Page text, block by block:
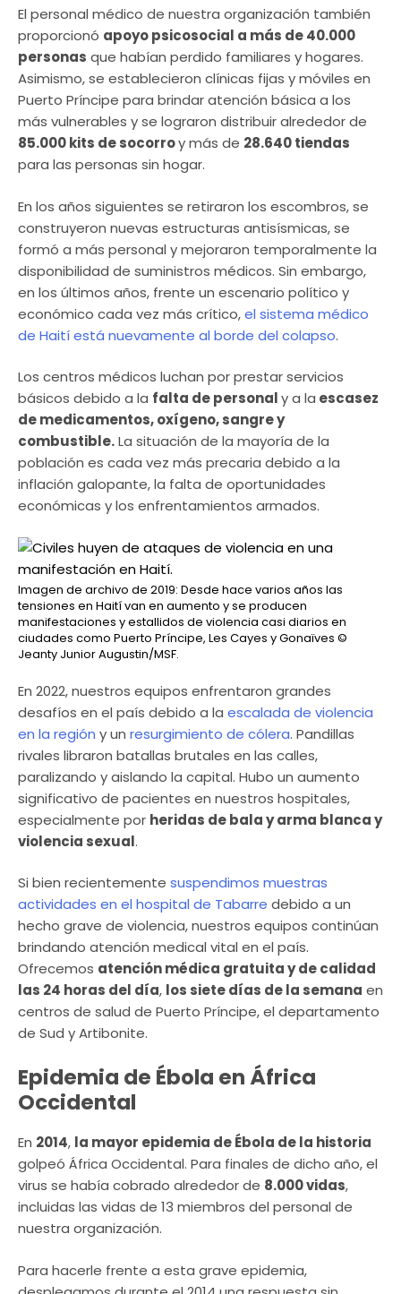
El personal médico de nuestra organización también
proporcionó apoyo psicosocial a más de 40.000
personas que habían perdido familiares y hogares.
Asimismo, se establecieron clínicas fijas y móviles en
Puerto Príncipe para brindar atención básica a los
más vulnerables y se lograron distribuir alrededor de
85.000 kits de socorroy más de 28.640 tiendas
para las personas sin hogar.
En los años siguientes se retiraron los escombros, se
construyeron nuevas estructuras antisísmicas, se
formó a más personal y mejoraron temporalmente la
disponibilidad de suministros médicos. Sin embargo,
en los últimos años, frente un escenario político y
económico cada vez más crítico,el sistema médico
de Haití está nuevamente al borde del colapso.
Los centros médicos luchan por prestar servicios
básicos debido a la falta de personaly a la escasez
de medicamentos, oxígeno, sangre y
combustible.La situación de la mayoría de la
población es cada vez más precaria debido a la
inflación galopante, la falta de oportunidades
económicas y los enfrentamientos armados.
Imagen de archivo de 2019: Desde hace varios años las
tensiones en Haití van en aumento y se producen
manifestaciones y estallidos de violencia casi diarios en
ciudades como Puerto Príncipe, Les Cayes y Gonaïves ©
Jeanty Junior Augustin/MSF.
En 2022, nuestros equipos enfrentaron grandes
desafíos en el país debido a la escalada de violencia
en la región y un resurgimiento de cólera. Pandillas
rivales libraron batallas brutales en las calles,
paralizando y aislando la capital. Hubo un aumento
significativo de pacientes en nuestros hospitales,
especialmente por heridas de bala y arma blanca y
violencia sexual.
Si bien recientemente suspendimos muestras
actividades en el hospital de Tabarre debido a un
hecho grave de violencia, nuestros equipos continúan
brindando atención medical vital en el país.
Ofrecemos atención médica gratuita y de calidad
las 24 horas del día, los siete días de la semana en
centros de salud de Puerto Príncipe, el departamento
de Sud y Artibonite.
Epidemia de Ébola en África
Occidental
En 2014, la mayor epidemia de Ébola de la historia
golpeó África Occidental. Para finales de dicho año, el
virus se había cobrado alrededor de 8.000 vidas,
incluidas las vidas de 13 miembros del personal de
nuestra organización.
Para hacerle frente a esta grave epidemia,